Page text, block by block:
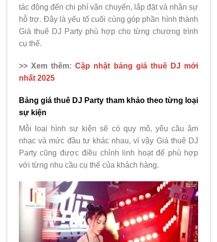
tác động đến chi phí vận chuyển, lắp đặt và nhân sự
hỗ trợ. Đây là yếu tố cuối cùng góp phần hình thành
Giá thuê DJ Party phù hợp cho từng chương trình
cụ thể.
>> Xem thêm:Cập nhật bảng giá thuê DJ mới
nhất 2025
Bảng giá thuê DJ Party tham khảo theo từng loại
sự kiện
Mỗi loại hình sự kiện sẽ có quy mô, yêu cầu âm
nhạc và mức đầu tư khác nhau, vì vậy Giá thuê DJ
Party cũng được điều chỉnh linh hoạt để phù hợp
với từng nhu cầu cụ thể của khách hàng.